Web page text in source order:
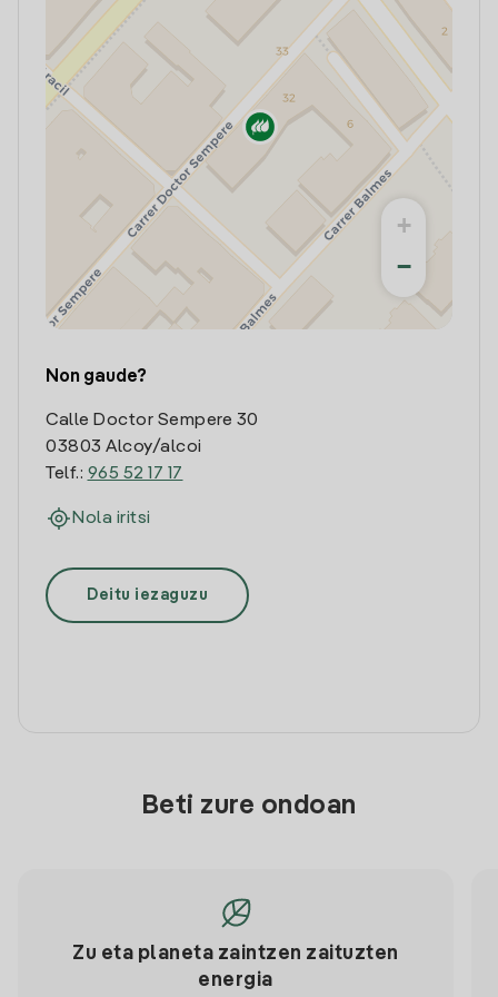
+
−
Non gaude?
Calle Doctor Sempere 30
03803 Alcoy/alcoi
Telf.: 965 52 17 17
Nola iritsi
Deitu iezaguzu
Beti zure ondoan
Zu eta planeta zaintzen zaituzten
energia